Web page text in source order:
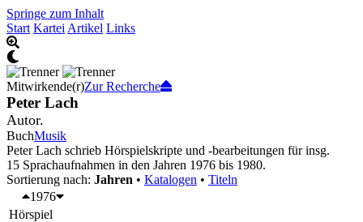
Springe zum Inhalt
Start Kartei Artikel Links
Mitwirkende(r)Zur Recherche
Peter Lach
Autor.
BuchMusik
Peter Lach schrieb Hörspielskripte und -bearbeitungen für insg.
15 Sprachaufnahmen in den Jahren 1976 bis 1980.
Sortierung nach: Jahren • Katalogen • Titeln
1976
Hörspiel